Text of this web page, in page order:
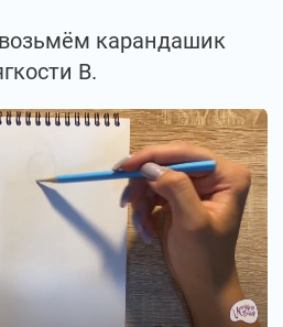
карандашик
В.